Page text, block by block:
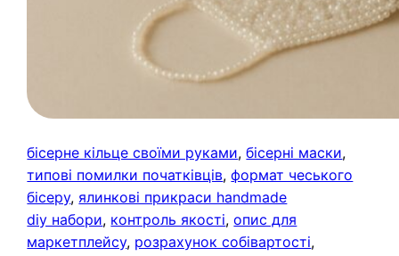
бісерне кільце своїми руками, бісерні маски
типові помилки початківців, формат чеського
бісеру, ялинкові прикраси handmade
diy набори, контроль якості, опис для
маркетплейсу, розрахунок собівартості